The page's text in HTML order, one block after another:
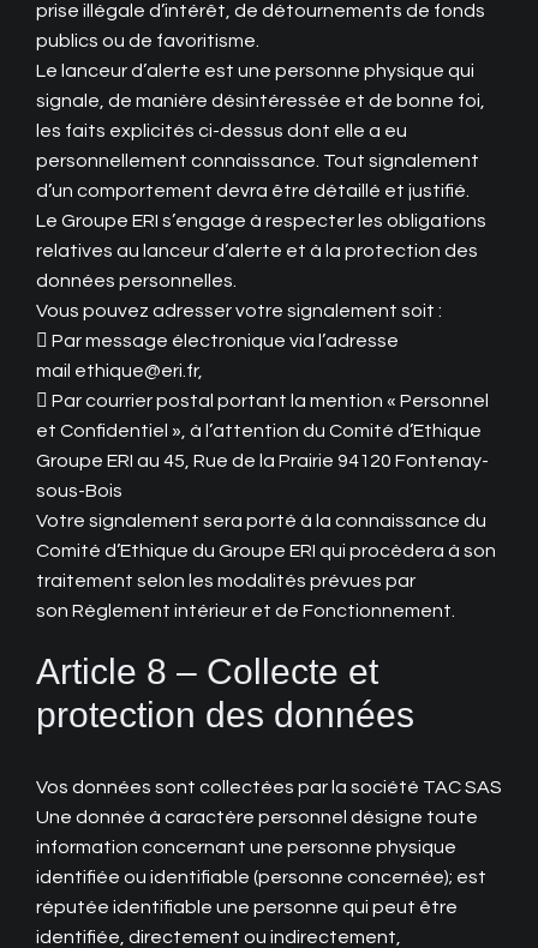
prise illégale d’intérêt, de détournements de fonds
publics ou de favoritisme.
Le lanceur d’alerte est une personne physique qui
signale, de manière désintéressée et de bonne foi,
les faits explicités ci-dessus dont elle a eu
personnellement connaissance. Tout signalement
d’un comportement devra être détaillé et justifié.
Le Groupe ERI s’engage à respecter les obligations
relatives au lanceur d’alerte et à la protection des
données personnelles.
Vous pouvez adresser votre signalement soit :
 Par message électronique via l’adresse
mail ethique@eri.fr,
 Par courrier postal portant la mention « Personnel
et Confidentiel », à l’attention du Comité d’Ethique
Groupe ERI au 45, Rue de la Prairie 94120 Fontenay-
sous-Bois
Votre signalement sera porté à la connaissance du
Comité d’Ethique du Groupe ERI qui procèdera à son
traitement selon les modalités prévues par
son Règlement intérieur et de Fonctionnement.
Article 8 – Collecte et
protection des données
Vos données sont collectées par la société TAC SAS
Une donnée à caractère personnel désigne toute
information concernant une personne physique
identifiée ou identifiable (personne concernée); est
réputée identifiable une personne qui peut être
identifiée, directement ou indirectement,